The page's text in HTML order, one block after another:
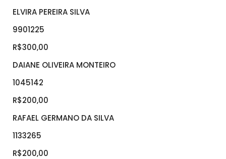
ELVIRA PEREIRA SILVA
9901225
R$300,00
DAIANE OLIVEIRA MONTEIRO
1045142
R$200,00
RAFAEL GERMANO DA SILVA
1133265
R$200,00